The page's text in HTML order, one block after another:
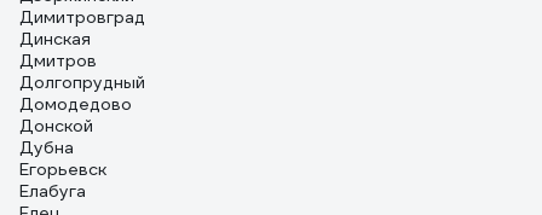
Димитровград
Динская
Дмитров
Долгопрудный
Домодедово
Донской
Дубна
Егорьевск
Елабуга